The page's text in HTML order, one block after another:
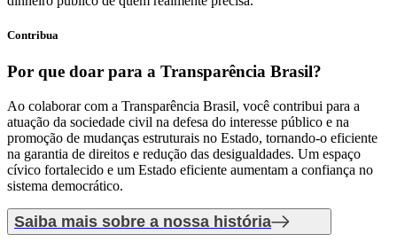
Contribua
Por que doar para a Transparência Brasil?
Ao colaborar com a Transparência Brasil, você contribui para a
atuação da sociedade civil na defesa do interesse público e na
promoção de mudanças estruturais no Estado, tornando-o eficiente
na garantia de direitos e redução das desigualdades. Um espaço
cívico fortalecido e um Estado eficiente aumentam a confiança no
sistema democrático.
Saiba mais sobre a nossa história